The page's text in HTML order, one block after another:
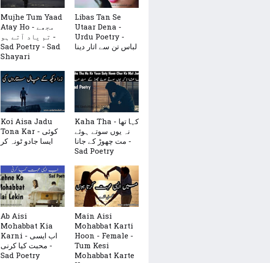
Mujhe Tum Yaad
Atay Ho - مجھے
تم یاد آتے ہو -
Sad Poetry - Sad
Shayari
Libas Tan Se
Utaar Dena -
Urdu Poetry -
لباس تن سے اتار دینا
Koi Aisa Jadu
Tona Kar - کوئی
ایسا جادو ٹونہ کر
Kaha Tha - کہا تھا
نہ یوں سوتے ہوئے
مت چھوڑ کے جانا -
Sad Poetry
Ab Aisi
Mohabbat Kia
Karni - اب ایسی
محبت کیا کرنی -
Sad Poetry
Main Aisi
Mohabbat Karti
Hoon - Female -
Tum Kesi
Mohabbat Karte